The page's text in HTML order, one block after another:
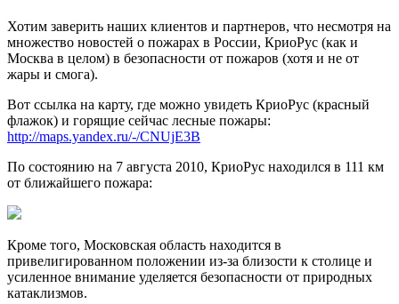
Хотим заверить наших клиентов и партнеров, что несмотря на
множество новостей о пожарах в России, КриоРус (как и
Москва в целом) в безопасности от пожаров (хотя и не от
жары и смога).
Вот ссылка на карту, где можно увидеть КриоРус (красный
флажок) и горящие сейчас лесные пожары:
http://maps.yandex.ru/-/CNUjE3B
По состоянию на 7 августа 2010, КриоРус находился в 111 км
от ближайшего пожара:
Кроме того, Московская область находится в
привелигированном положении из-за близости к столице и
усиленное внимание уделяется безопасности от природных
катаклизмов.